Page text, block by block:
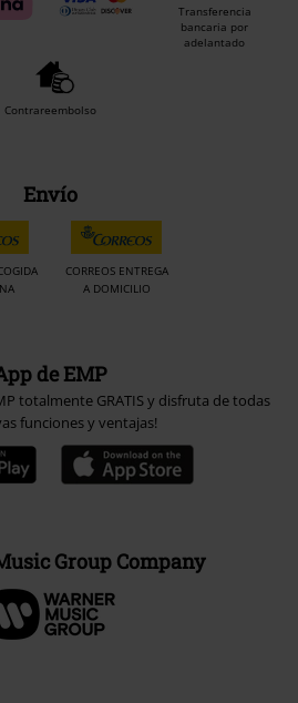
Transferencia
bancaria por
adelantado
Contrareembolso
Envío
CORREOS ENTREGA
A DOMICILIO
de EMP
totalmente GRATIS y disfruta de todas
funciones y ventajas!
Group Company